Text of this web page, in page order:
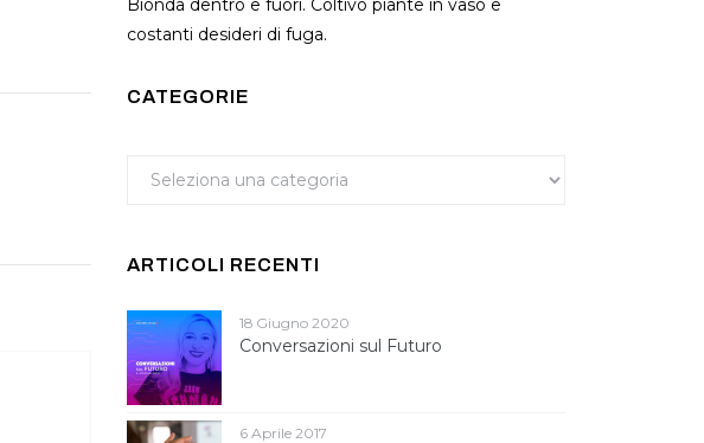
Bionda dentro e fuori. Coltivo piante in vaso e
costanti desideri di fuga.
CATEGORIE
ARTICOLI RECENTI
Conversazioni sul Futuro
18 Giugno 2020
6 Aprile 2017